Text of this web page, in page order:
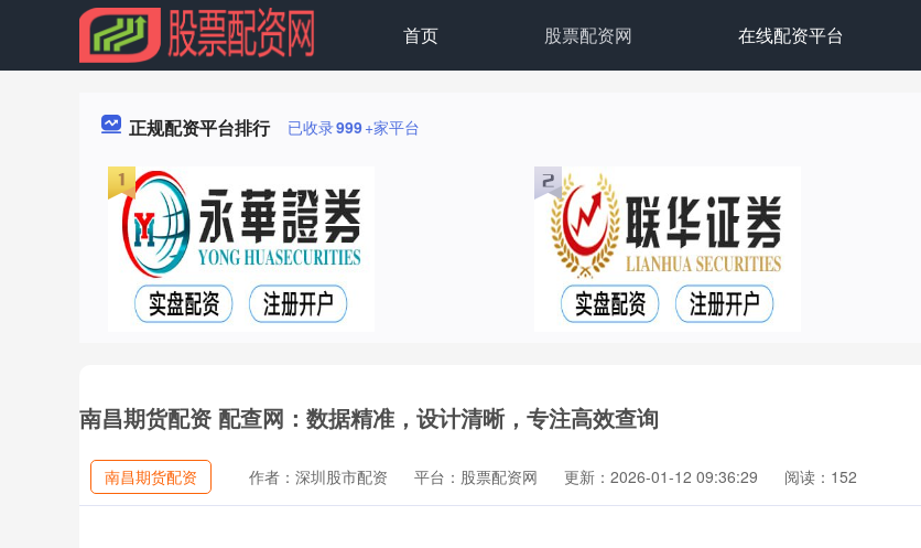
首页 股票配资网 在线配资平台
正规配资平台排行 已收录999+家平台
南昌期货配资 配查网：数据精准，设计清晰，专注高效查询
南昌期货配资 作者：深圳股市配资 平台：股票配资网 更新：2026-01-12 09:36:29 阅读：152